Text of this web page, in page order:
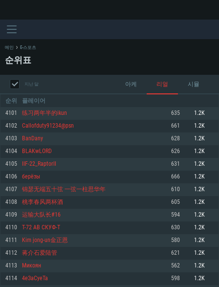
최소사양
운영체제: Windows 10 (64 bit)
프로세서: 2.2 GHz 듀얼코어 이상
메모리: 4GB
그래픽 카드: DirectX 11 이상을 지원하는 AMD Radeon 77XX / NVIDIA
GeForce GT 660. 최소 사양 해상도: 720p
네트워크: 브로드밴드 인터넷
여유 저장 공간: 22.1 GB (최소 클라이언트)
최소사양
운영체제: Mac OS Big Sur 11.0
프로세서: 최소 2.2 GHz의 Core i5 (Intel Xeon 은 지원하지 않습니다)
메모리: 6 GB
그래픽 카드: Metal 을 지원하는 Intel Iris Pro 5200 (Mac), 혹은 이와 비슷한 성
능을 가지는 Mac 버전의 AMD/Nvidia. 최소 해상도: 720p
네트워크: 브로드밴드 인터넷
여유 저장 공간: 22.1 GB (최소 클라이언트)
최소사양
운영체제: 64bit Linux 중 최신 버전
프로세서: 2.4 GHz 듀얼코어
메모리: 4 GB
그래픽 카드: Vulkan 을 지원하고, 최신 그래픽 드라이버를 지원하는 NVIDIA
660 (6개월 미만) 혹은 그와 동급의 성능을 가지며 최신 그래픽 드라이버를 지
원하는 AMD (6개월 미만; 최소사양 지원 해상도 720p)
네트워크: 브로드밴드 인터넷
여유 저장 공간: 22.1 GB (최소 클라이언트)
메인 E-스포츠
순위표
지난 달 아케 리얼 시뮬
순위 플레이어
4101 练习两年半的ikun 635 1.2K
4102 Callofduty91234@psn 661 1.2K
4103 BanDany 628 1.2K
4104 BLAKwLORD 626 1.2K
4105 IIF-22_RaptorII 631 1.2K
4106 берёзы 666 1.2K
4107 锦瑟无端五十弦 一弦一柱思华年 610 1.2K
4108 桃李春风两杯酒 605 1.2K
4109 运输大队长#16 594 1.2K
4110 T-72 АВ СКУФ-T 630 1.2K
4111 Kim jong-un金正恩 580 1.2K
4112 蒋介石爱陆管 621 1.2K
4113 Микоян 562 1.2K
4114 4eЗaСуeTa 598 1.2K